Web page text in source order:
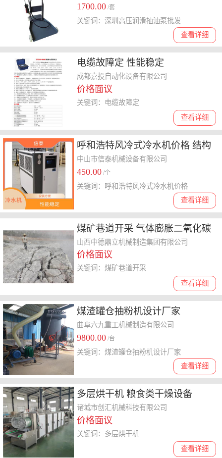
1700.00 /套
查看详细
关键词：深圳高压润滑抽油泵批发
电缆故障定 性能稳定
成都嘉投自动化设备有限公司
价格面议
查看详细
关键词：电缆故障定
呼和浩特风冷式冷水机价格 结构
简单 维护成本低
中山市信泰机械设备有限公司
450.00 /个
查看详细
关键词：呼和浩特风冷式冷水机价格
煤矿巷道开采 气体膨胀二氧化碳
一次性耗材
山西中德鼎立机械制造集团有限公司
价格面议
查看详细
关键词：煤矿巷道开采
煤渣罐仓抽粉机设计厂家
曲阜六九重工机械制造有限公司
9800.00 /台
查看详细
关键词：煤渣罐仓抽粉机设计厂家
多层烘干机 粮食类干燥设备
诸城市创汇机械科技有限公司
价格面议
查看详细
关键词：多层烘干机